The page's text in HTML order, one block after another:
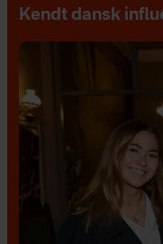
Kendt dansk